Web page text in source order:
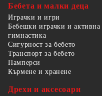
Бебета и малки деца
Играчки и игри
Бебешки играчки и активна
гимнастика
Сигурност за бебето
Транспорт за бебето
Памперси
Кърмене и хранене
Дрехи и аксесоари